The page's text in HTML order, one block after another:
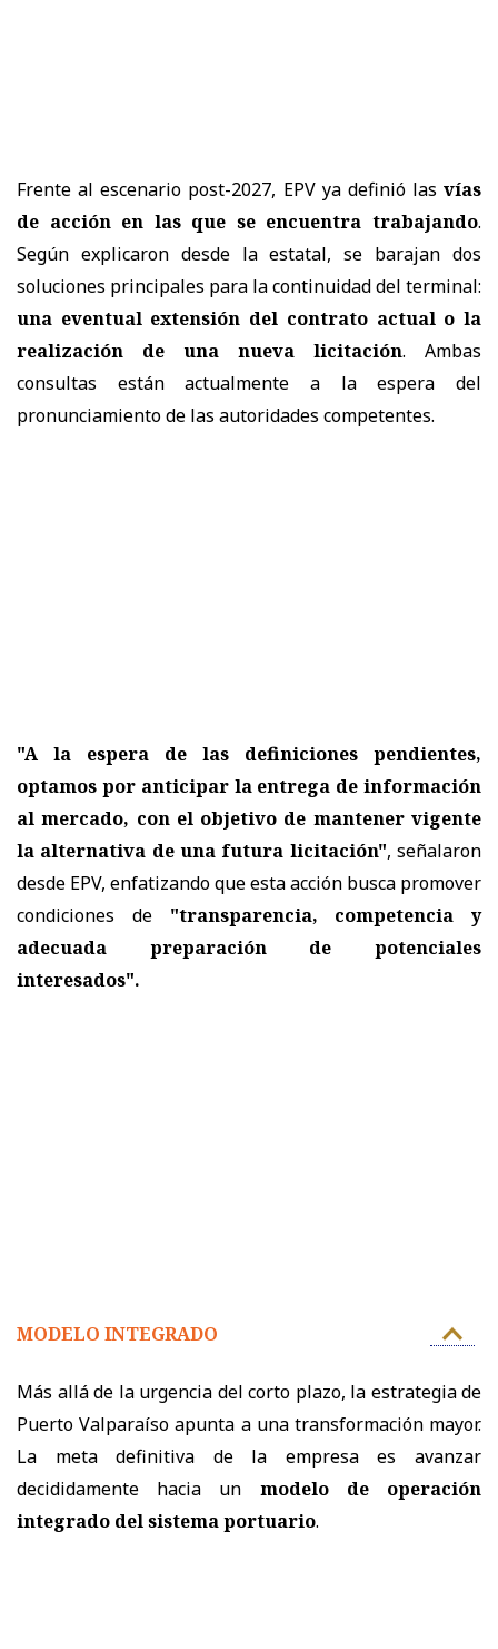
Frente al escenario post-2027, EPV ya definió las vías
de acción en las que se encuentra trabajando.
Según explicaron desde la estatal, se barajan dos
soluciones principales para la continuidad del terminal:
una eventual extensión del contrato actual o la
realización de una nueva licitación. Ambas
consultas están actualmente a la espera del
pronunciamiento de las autoridades competentes.
"A la espera de las definiciones pendientes,
optamos por anticipar la entrega de información
al mercado, con el objetivo de mantener vigente
la alternativa de una futura licitación", señalaron
desde EPV, enfatizando que esta acción busca promover
condiciones de "transparencia, competencia y
adecuada preparación de potenciales
interesados".
MODELO INTEGRADO
Más allá de la urgencia del corto plazo, la estrategia de
Puerto Valparaíso apunta a una transformación mayor.
La meta definitiva de la empresa es avanzar
decididamente hacia un modelo de operación
integrado del sistema portuario.